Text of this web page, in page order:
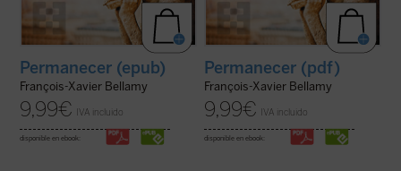
Permanecer (epub)
François-Xavier Bellamy
9,99€ IVA incluido
disponible en ebook:
Permanecer (pdf)
François-Xavier Bellamy
9,99€ IVA incluido
disponible en ebook: